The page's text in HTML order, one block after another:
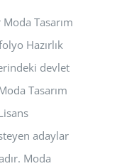
Tasarım
Hazırlık
devlet
Tasarım
adaylar
Moda